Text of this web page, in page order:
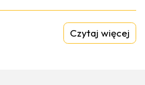
Czytaj więcej